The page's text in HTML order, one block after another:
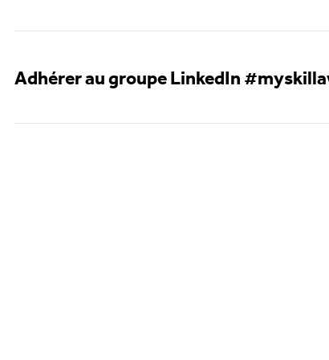
Adhérer au groupe LinkedIn